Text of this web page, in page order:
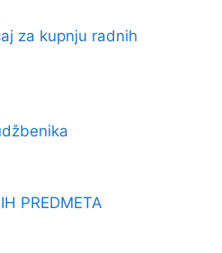
za kupnju radnih
PREDMETA